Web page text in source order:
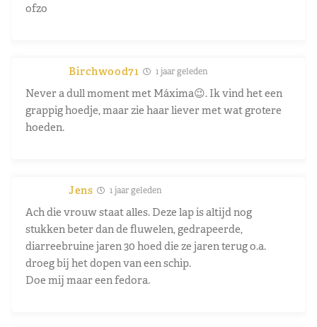
ofzo
Birchwood71 1 jaar geleden
Never a dull moment met Máxima😉. Ik vind het een
grappig hoedje, maar zie haar liever met wat grotere
hoeden.
Jens 1 jaar geleden
Ach die vrouw staat alles. Deze lap is altijd nog
stukken beter dan de fluwelen, gedrapeerde,
diarreebruine jaren 30 hoed die ze jaren terug o.a.
droeg bij het dopen van een schip.
Doe mij maar een fedora.